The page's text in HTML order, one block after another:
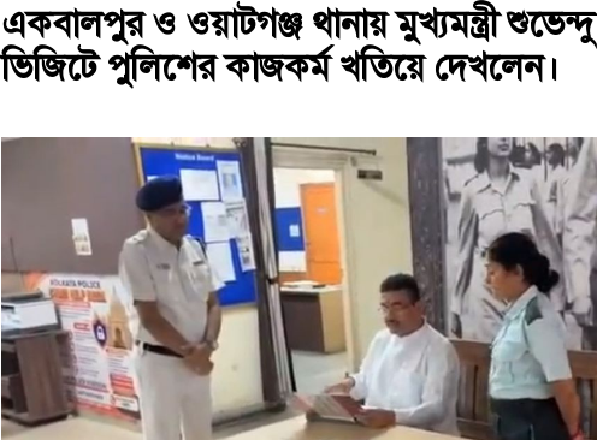
একবালপুর ও ওয়াটগঞ্জ থানায় মুখ্যমন্ত্রী
ভিজিটে পুলিশের কাজকর্ম খতিয়ে দেখলেন।